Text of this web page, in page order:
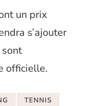
un prix
s’ajouter
sont
officielle.
TENNIS